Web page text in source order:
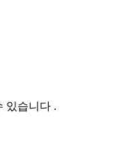
있습니다 .